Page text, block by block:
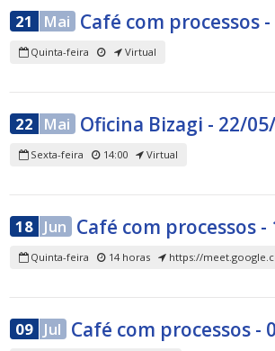
21 Mai Café com processos
Quinta-feira Virtual
22 Mai Oficina Bizagi - 22/
Sexta-feira 14:00 Virtual
18 Jun Café com processos -
Quinta-feira 14 horas https://
09 Jul Café com processos -